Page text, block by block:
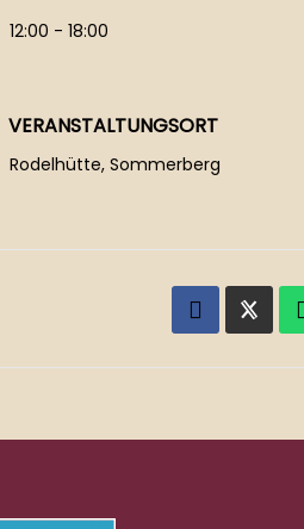
12:00 - 18:00
VERANSTALTUNGSORT
Rodelhütte, Sommerberg